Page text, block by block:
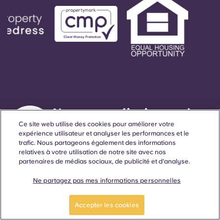
Nous nous réjouissons de
vous accompagner tout au
long de vos études
universitaires et au-delà.
Ce site web utilise des cookies pour améliorer votre
expérience utilisateur et analyser les performances et le
trafic. Nous partageons également des informations
relatives à votre utilisation de notre site avec nos
partenaires de médias sociaux, de publicité et d'analyse.
Ne partagez pas mes informations personnelles
Accepter les cookies